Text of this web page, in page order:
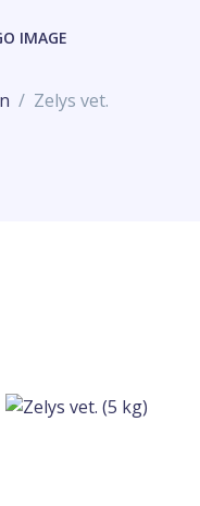
Zelys vet.